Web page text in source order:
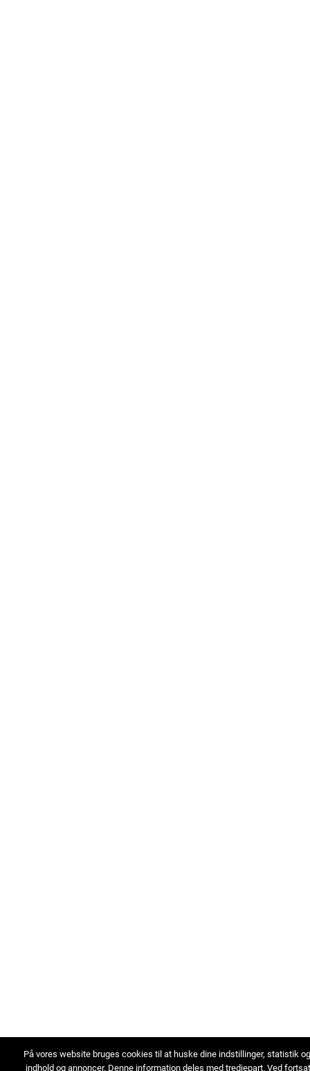
På vores website bruges cookies til at huske dine indstillinger, statistik
indhold og annoncer. Denne information deles med tredjepart. Ved